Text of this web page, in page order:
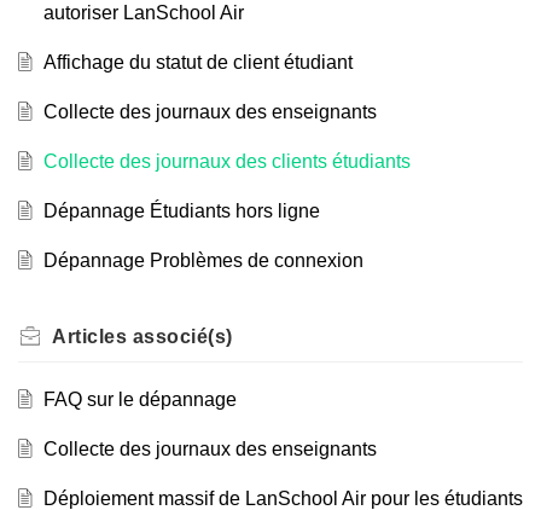
autoriser LanSchool Air
Affichage du statut de client étudiant
Collecte des journaux des enseignants
Collecte des journaux des clients étudiants
Dépannage Étudiants hors ligne
Dépannage Problèmes de connexion
Articles associé(s)
FAQ sur le dépannage
Collecte des journaux des enseignants
Déploiement massif de LanSchool Air pour les étudiants